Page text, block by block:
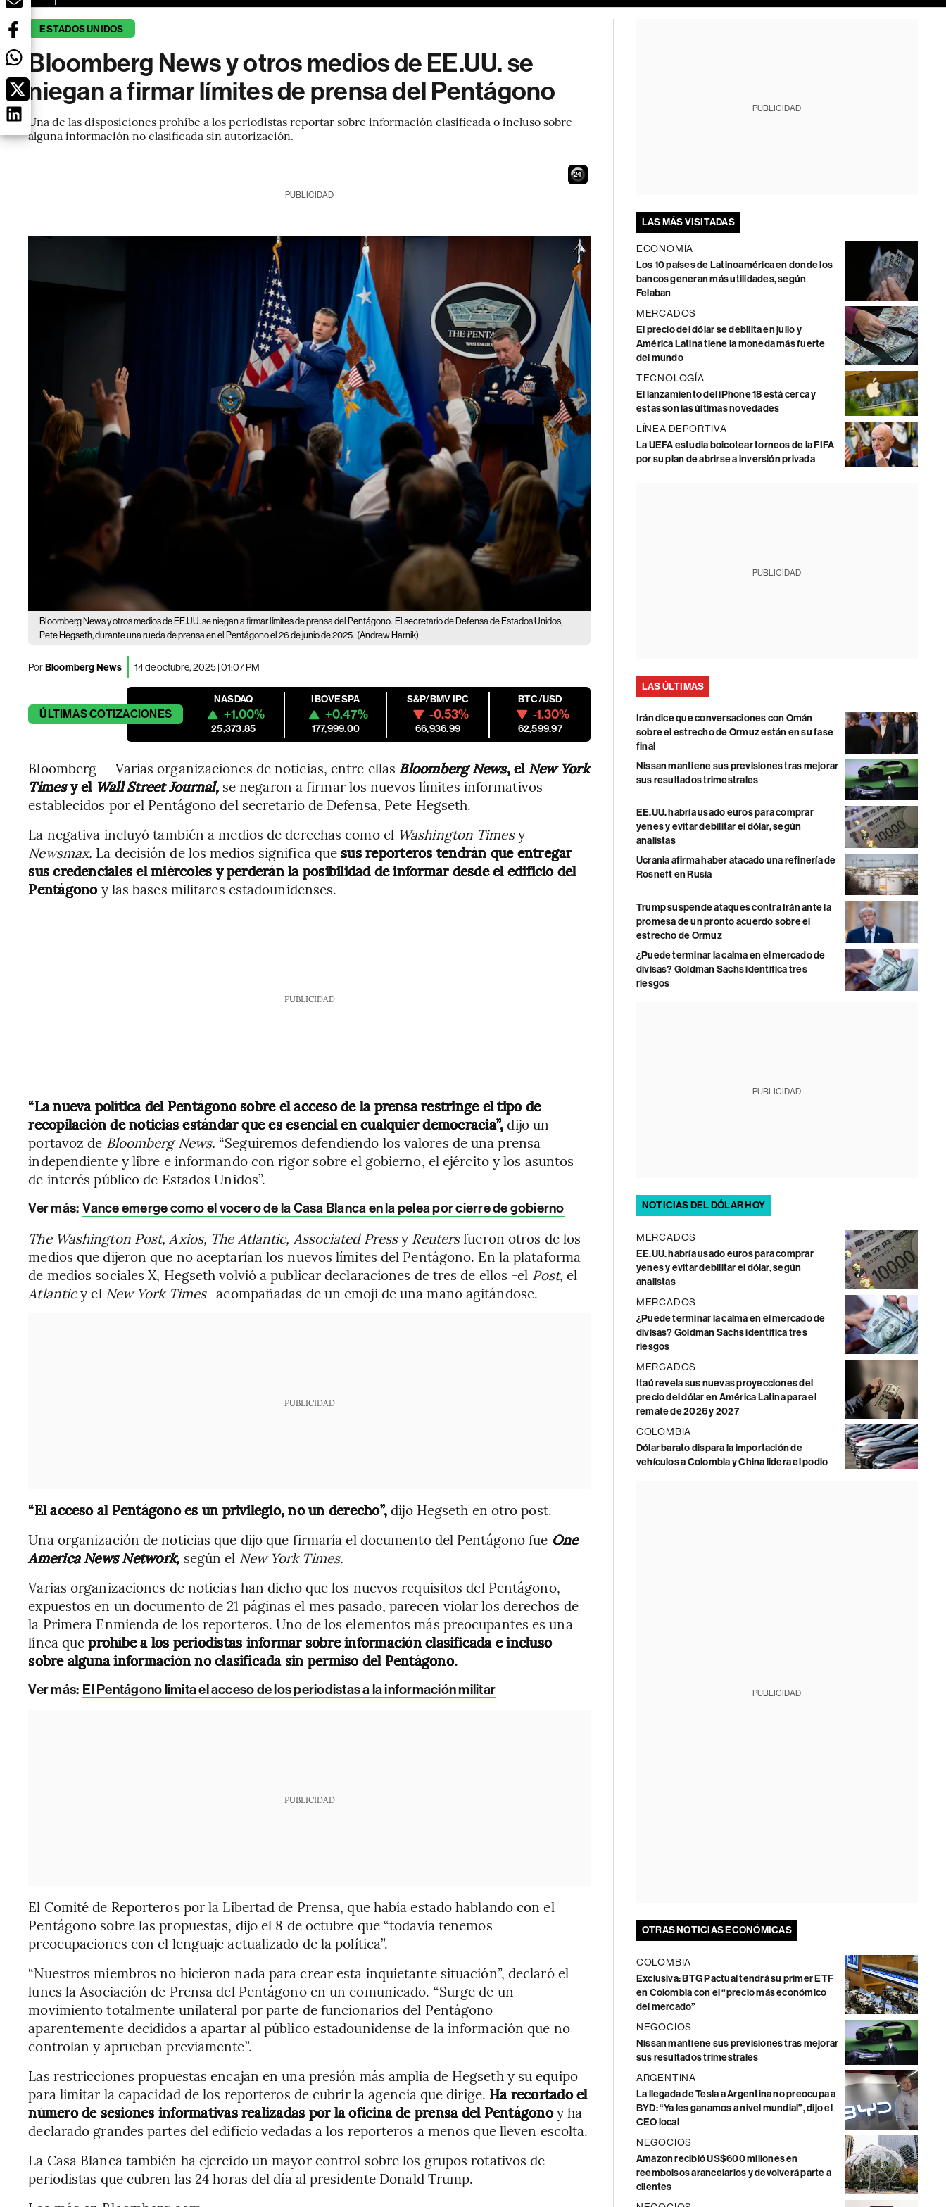
ESTADOS UNIDOS
Bloomberg News y otros medios de EE.UU. se
niegan a firmar límites de prensa del Pentágono
Una de las disposiciones prohíbe a los periodistas reportar sobre información clasificada o incluso sobre
alguna información no clasificada sin autorización.
23
PUBLICIDAD
Bloomberg News y otros medios de EE.UU. se niegan a firmar límites de prensa del Pentágono. El secretario de Defensa de Estados Unidos,
Pete Hegseth, durante una rueda de prensa en el Pentágono el 26 de junio de 2025. (Andrew Harnik)
PorBloomberg News 14 de octubre, 2025 | 01:07 PM
ÚLTIMASCOTIZACIONES
NASDAQ
+1.00%
25,373.85
IBOVESPA
+0.47%
177,999.00
S&P/BMV IPC
-0.53%
66,936.99
BTC/USD
-1.30%
62,599.97
Bloomberg — Varias organizaciones de noticias, entre ellas Bloomberg News, el New York
Timesy el Wall Street Journal,se negaron a firmar los nuevos límites informativos
establecidos por el Pentágono del secretario de Defensa, Pete Hegseth.
La negativa incluyó también a medios de derechas como el Washington Timesy
Newsmax. La decisión de los medios significa que sus reporteros tendrán que entregar
sus credenciales el miércoles y perderán la posibilidad de informar desde el edificio del
Pentágonoy las bases militares estadounidenses.
PUBLICIDAD
“La nueva política del Pentágono sobre el acceso de la prensa restringe el tipo de
recopilación de noticias estándar que es esencial en cualquier democracia”,dijo un
portavoz de Bloomberg News. “Seguiremos defendiendo los valores de una prensa
independiente y libre e informando con rigor sobre el gobierno, el ejército y los asuntos
de interés público de Estados Unidos”.
Ver más: Vance emerge como el vocero de la Casa Blanca en la pelea por cierre de gobierno
The Washington Post, Axios, The Atlantic, Associated Pressy Reutersfueron otros de los
medios que dijeron que no aceptarían los nuevos límites del Pentágono. En la plataforma
de medios sociales X, Hegseth volvió a publicar declaraciones de tres de ellos -el Post, el
Atlanticy el New York Times- acompañadas de un emoji de una mano agitándose.
PUBLICIDAD
“El acceso al Pentágono es un privilegio, no un derecho”,dijo Hegseth en otro post.
Una organización de noticias que dijo que firmaría el documento del Pentágono fue One
America News Network, según el New York Times.
Varias organizaciones de noticias han dicho que los nuevos requisitos del Pentágono,
expuestos en un documento de 21 páginas el mes pasado, parecen violar los derechos de
la Primera Enmienda de los reporteros. Uno de los elementos más preocupantes es una
línea queprohíbe a los periodistas informar sobre información clasificada e incluso
sobre alguna información no clasificada sin permiso del Pentágono.
Ver más: El Pentágono limita el acceso de los periodistas a la información militar
PUBLICIDAD
El Comité de Reporteros por la Libertad de Prensa, que había estado hablando con el
Pentágono sobre las propuestas, dijo el 8 de octubre que “todavía tenemos
preocupaciones con el lenguaje actualizado de la política”.
“Nuestros miembros no hicieron nada para crear esta inquietante situación”, declaró el
lunes la Asociación de Prensa del Pentágono en un comunicado. “Surge de un
movimiento totalmente unilateral por parte de funcionarios del Pentágono
aparentemente decididos a apartar al público estadounidense de la información que no
controlan y aprueban previamente”.
Las restricciones propuestas encajan en una presión más amplia de Hegseth y su equipo
para limitar la capacidad de los reporteros de cubrir la agencia que dirige. Ha recortado el
número de sesiones informativas realizadas por la oficina de prensa del Pentágonoy ha
declarado grandes partes del edificio vedadas a los reporteros a menos que lleven escolta.
La Casa Blanca también ha ejercido un mayor control sobre los grupos rotativos de
periodistas que cubren las 24 horas del día al presidente Donald Trump.
PUBLICIDAD
LAS MÁS VISITADAS
ECONOMÍA
Los 10 países de Latinoamérica en donde los
bancos generan más utilidades, según
Felaban
MERCADOS
El precio del dólar se debilita en julio y
América Latina tiene la moneda más fuerte
del mundo
TECNOLOGÍA
El lanzamiento del iPhone 18 está cerca y
estas son las últimas novedades
LÍNEA DEPORTIVA
La UEFA estudia boicotear torneos de la FIFA
por su plan de abrirse a inversión privada
PUBLICIDAD
LAS ÚLTIMAS
Irán dice que conversaciones con Omán
sobre el estrecho de Ormuz están en su fase
final
Nissan mantiene sus previsiones tras mejorar
sus resultados trimestrales
EE.UU. habría usado euros para comprar
yenes y evitar debilitar el dólar, según
analistas
Ucrania afirma haber atacado una refinería de
Rosneft en Rusia
Trump suspende ataques contra Irán ante la
promesa de un pronto acuerdo sobre el
estrecho de Ormuz
¿Puede terminar la calma en el mercado de
divisas? Goldman Sachs identifica tres
riesgos
PUBLICIDAD
NOTICIAS DEL DÓLAR HOY
MERCADOS
EE.UU. habría usado euros para comprar
yenes y evitar debilitar el dólar, según
analistas
MERCADOS
¿Puede terminar la calma en el mercado de
divisas? Goldman Sachs identifica tres
riesgos
MERCADOS
Itaú revela sus nuevas proyecciones del
precio del dólar en América Latina para el
remate de 2026 y 2027
COLOMBIA
Dólar barato dispara la importación de
vehículos a Colombia y China lidera el podio
PUBLICIDAD
OTRAS NOTICIAS ECONÓMICAS
COLOMBIA
Exclusiva: BTG Pactual tendrá su primer ETF
en Colombia con el “precio más económico
del mercado”
NEGOCIOS
Nissan mantiene sus previsiones tras mejorar
sus resultados trimestrales
ARGENTINA
La llegada de Tesla a Argentina no preocupa a
BYD: “Ya les ganamos a nivel mundial”, dijo el
CEO local
NEGOCIOS
Amazon recibió US$600 millones en
reembolsos arancelarios y devolverá parte a
clientes